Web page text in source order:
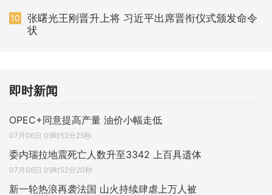
10
张曙光王刚晋升上将 习近平出席晋衔仪式颁发命令
状
即时新闻
OPEC+同意提高产量 油价小幅走低
07月06日 09时52分25秒
委内瑞拉地震死亡人数升至3342 上百具遗体
07月06日 09时52分20秒
新一轮热浪再袭法国 山火持续肆虐上万人被